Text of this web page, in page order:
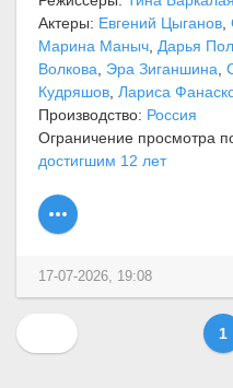
Актеры: Евгений Цыганов
Марина Маныч Дарья
Волкова
Эра Зиганшина
Кудряшов Лариса
Производство: Россия
Ограничение просмотра
достигшим 12 лет
17-07-2026, 19:08
1